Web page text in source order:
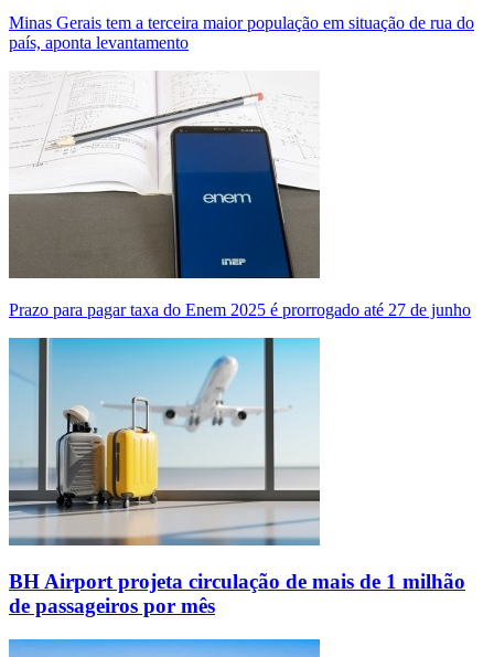
Minas Gerais tem a terceira maior população em situação de rua do
país, aponta levantamento
Prazo para pagar taxa do Enem 2025 é prorrogado até 27 de junho
BH Airport projeta circulação de mais de 1 milhão
de passageiros por mês